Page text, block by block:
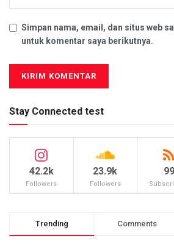
Simpan nama, email, dan situs web
untuk komentar saya berikutnya.
Stay Connected test
42.2k
Followers
23.9k
Followers
99
Trending Comments